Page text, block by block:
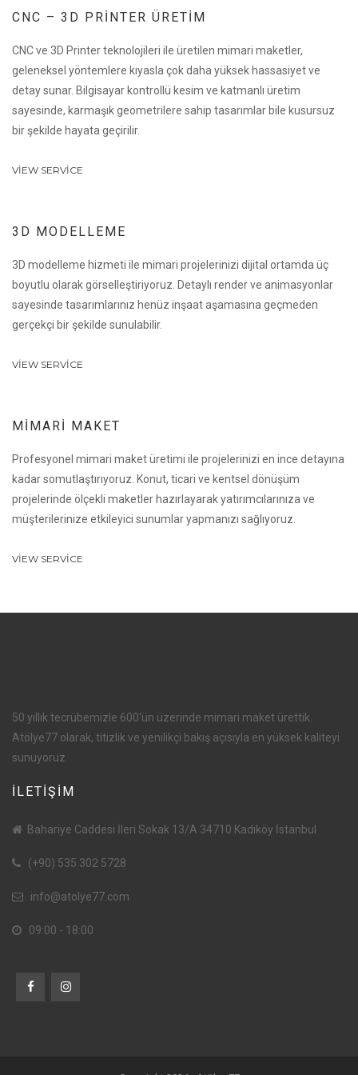
CNC – 3D PRINTER ÜRETIM
CNC ve 3D Printer teknolojileri ile üretilen mimari maketler,
geleneksel yöntemlere kıyasla çok daha yüksek hassasiyet ve
detay sunar. Bilgisayar kontrollü kesim ve katmanlı üretim
sayesinde, karmaşık geometrilere sahip tasarımlar bile kusursuz
bir şekilde hayata geçirilir.
VIEW SERVICE
3D MODELLEME
3D modelleme hizmeti ile mimari projelerinizi dijital ortamda üç
boyutlu olarak görselleştiriyoruz. Detaylı render ve animasyonlar
sayesinde tasarımlarınız henüz inşaat aşamasına geçmeden
gerçekçi bir şekilde sunulabilir.
VIEW SERVICE
MIMARI MAKET
Profesyonel mimari maket üretimi ile projelerinizi en ince detayına
kadar somutlaştırıyoruz. Konut, ticari ve kentsel dönüşüm
projelerinde ölçekli maketler hazırlayarak yatırımcılarınıza ve
müşterilerinize etkileyici sunumlar yapmanızı sağlıyoruz.
VIEW SERVICE
50 yıllık tecrübemizle 600'ün üzerinde mimari maket ürettik.
Atölye77 olarak, titizlik ve yenilikçi bakış açısıyla en yüksek kaliteyi
sunuyoruz.
İLETİŞİM
Bahariye Caddesi İleri Sokak 13/A 34710 Kadıköy İstanbul
(+90) 535 302 5728
info@atolye77.com
09:00 - 18:00